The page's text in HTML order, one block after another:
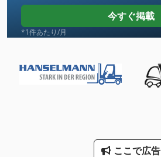
サーボモーター
スクラップ シャー
トラック クレーン
今すぐ掲載
*1件あたり/月
ここで広告